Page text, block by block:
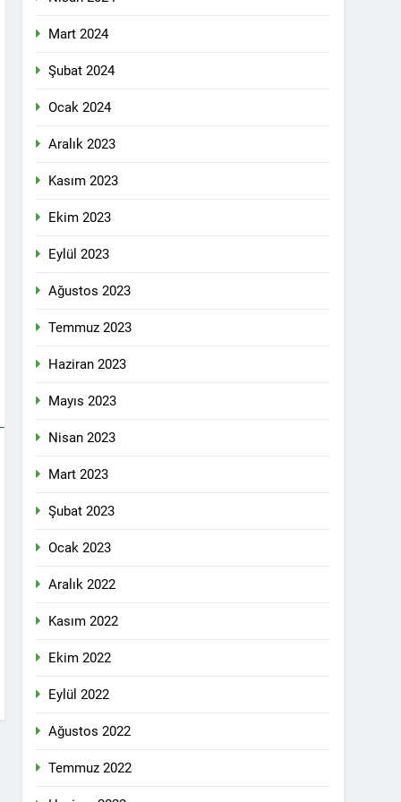
ilgi için teşekkür ediyoruz.
Geleceğinde Belirsizlikler”
YAPTI
Dünya Anadil Günü’nü HAK-
dil olsun.
47 arkadaşını saygıyla anıyoruz
li ber kolonyalîzmê netewînin bi rêzdarî
Mart 2024
Şubat 2024
Ocak 2024
Aralık 2023
Kasım 2023
Ekim 2023
Eylül 2023
Ağustos 2023
Temmuz 2023
Haziran 2023
Mayıs 2023
Nisan 2023
Mart 2023
Şubat 2023
Ocak 2023
Aralık 2022
Kasım 2022
Ekim 2022
Eylül 2022
Ağustos 2022
Temmuz 2022